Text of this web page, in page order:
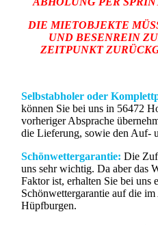
DIE MIETOBJEKTE
UND BESENREIN
ZEITPUNKT
Selbstabholer oder
können Sie bei uns in 56472
vorheriger Absprache
die Lieferung, sowie den Auf-
Schönwettergarantie: Die
uns sehr wichtig. Da aber das
Faktor ist, erhalten Sie bei uns
Schönwettergarantie auf die
Hüpfburgen.